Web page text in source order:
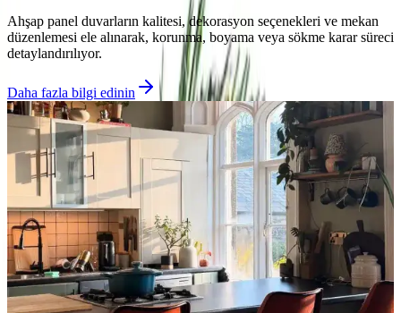
Ahşap panel duvarların kalitesi, dekorasyon seçenekleri ve mekan
düzenlemesi ele alınarak, korunma, boyama veya sökme karar süreci
detaylandırılıyor.
Daha fazla bilgi edinin